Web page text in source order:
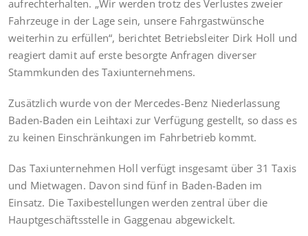
aufrechterhalten. „Wir werden trotz des Verlustes zweier
Fahrzeuge in der Lage sein, unsere Fahrgastwünsche
weiterhin zu erfüllen“, berichtet Betriebsleiter Dirk Holl und
reagiert damit auf erste besorgte Anfragen diverser
Stammkunden des Taxiunternehmens.
Zusätzlich wurde von der Mercedes-Benz Niederlassung
Baden-Baden ein Leihtaxi zur Verfügung gestellt, so dass es
zu keinen Einschränkungen im Fahrbetrieb kommt.
Das Taxiunternehmen Holl verfügt insgesamt über 31 Taxis
und Mietwagen. Davon sind fünf in Baden-Baden im
Einsatz. Die Taxibestellungen werden zentral über die
Hauptgeschäftsstelle in Gaggenau abgewickelt.